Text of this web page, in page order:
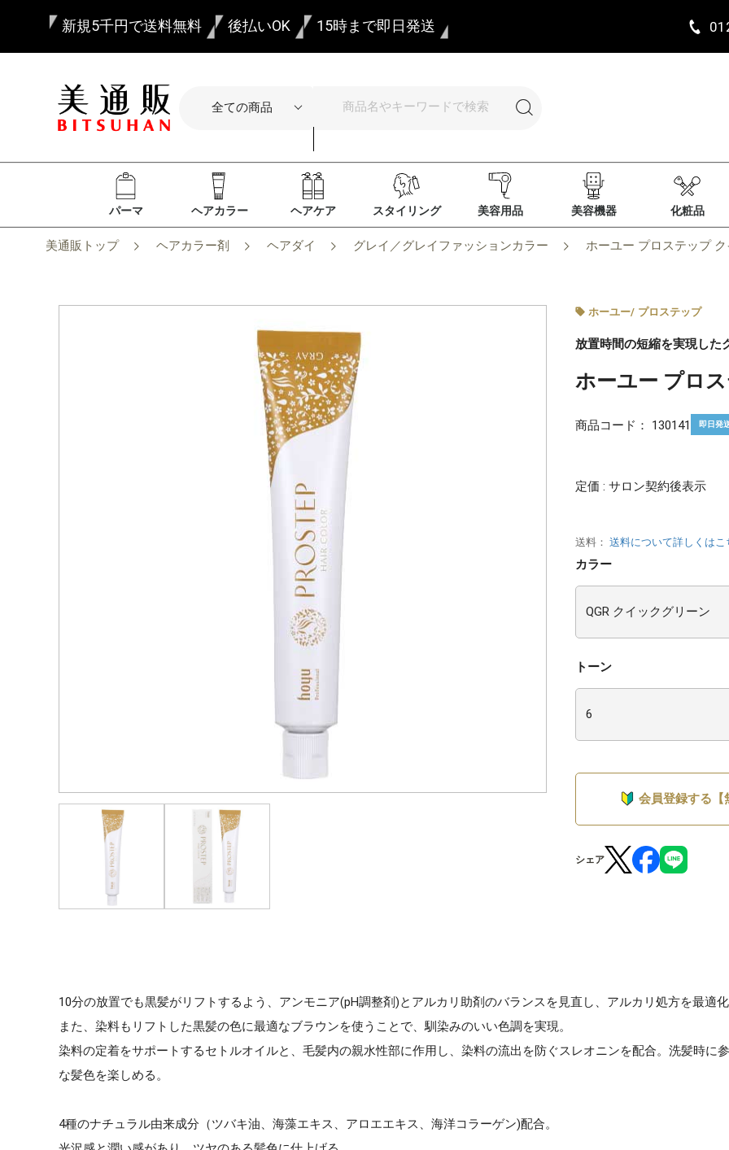
新規5千円で送料無料 後払いOK 15時まで即日発送
パーマ ヘアカラー ヘアケア スタイリング 美容用品 美容機器 化粧品
美通販トップ ヘアカラー剤 ヘアダイ グレイ／グレイファッションカラー ホーユー プロステップ ク
ホーユー/ プロステップ
放置時間の短縮を実現した
ホーユー プロ
商品コード： 130141 即日発
定価 : サロン契約後表示
送料： 送料について詳しくはこ
カラー
トーン
会員登録する【
シェア
10分の放置でも黒髪がリフトするよう、アンモニア(pH調整剤)とアルカリ助剤のバランスを見直し、アルカリ処方を最適化
また、染料もリフトした黒髪の色に最適なブラウンを使うことで、馴染みのいい色調を実現。
染料の定着をサポートするセトルオイルと、毛髪内の親水性部に作用し、染料の流出を防ぐスレオニンを配合。洗髪時に
な髪色を楽しめる。
4種のナチュラル由来成分（ツバキ油、海藻エキス、アロエエキス、海洋コラーゲン)配合。